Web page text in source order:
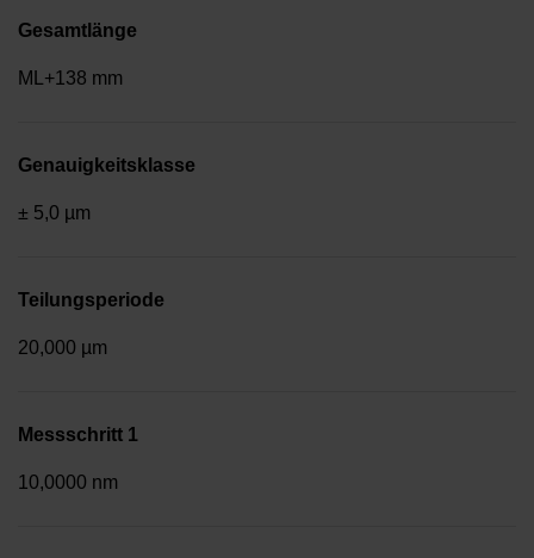
Gesamtlänge
ML+138 mm
Genauigkeitsklasse
± 5,0 µm
Teilungsperiode
20,000 µm
Messschritt 1
10,0000 nm